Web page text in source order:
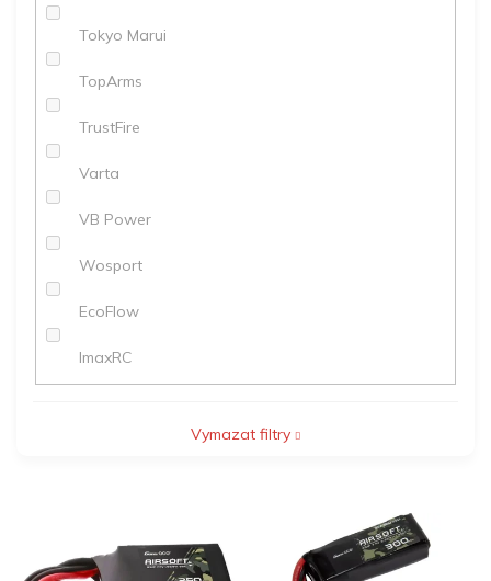
Tokyo Marui
TopArms
TrustFire
Varta
VB Power
Wosport
EcoFlow
ImaxRC
Vymazat filtry